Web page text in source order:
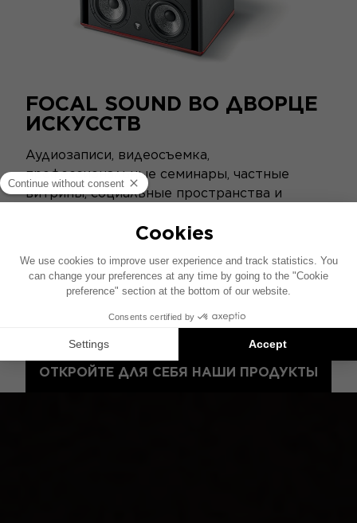
FOCAL SOUND ВО ДВОРЦЕ
ИСКУССТВ
Аудиозаписи, видеосъемка,
профессиональные семинары, частные
витрины, социальные пространства и
уникальным местом, где под ритм звука
проекты. Все профессиональные студии
оснащены линейными мониторами ST6
также наушниками Listen Professional.
ОТКРОЙТЕ ДЛЯ СЕБЯ НАШИ ПРОДУКТЫ